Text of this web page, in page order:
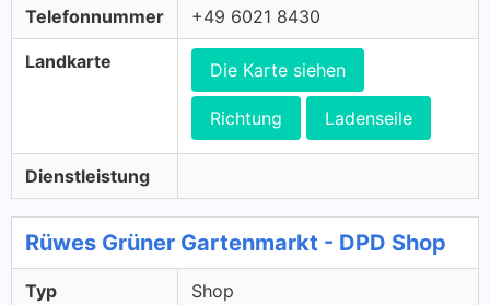
Telefonnummer +49 6021 8430
Landkarte Die Karte siehen
Richtung Ladenseile
Dienstleistung
Rüwes Grüner Gartenmarkt - DPD Shop
Typ Shop